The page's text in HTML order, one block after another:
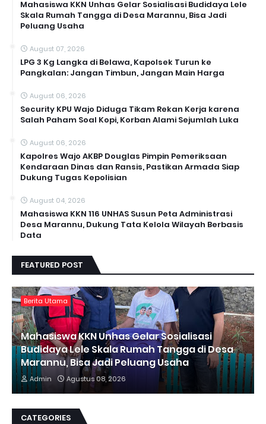
Mahasiswa KKN Unhas Gelar Sosialisasi Budidaya Lele
Skala Rumah Tangga di Desa Marannu, Bisa Jadi
Peluang Usaha
August 07, 2026
LPG 3 Kg Langka di Belawa, Kapolsek Turun ke
Pangkalan: Jangan Timbun, Jangan Main Harga
August 06, 2026
Security KPU Wajo Diduga Tikam Rekan Kerja karena
Salah Paham Soal Kopi, Korban Alami Sejumlah Luka
August 06, 2026
Kapolres Wajo AKBP Douglas Pimpin Pemeriksaan
Kendaraan Dinas dan Ransis, Pastikan Armada Siap
Dukung Tugas Kepolisian
August 04, 2026
Mahasiswa KKN 116 UNHAS Susun Peta Administrasi
Desa Marannu, Dukung Tata Kelola Wilayah Berbasis
Data
FEATURED POST
Berita Utama
Mahasiswa KKN Unhas Gelar Sosialisasi
Budidaya Lele Skala Rumah Tangga di Desa
Marannu, Bisa Jadi Peluang Usaha
Admin Agustus 08, 2026
CATEGORIES